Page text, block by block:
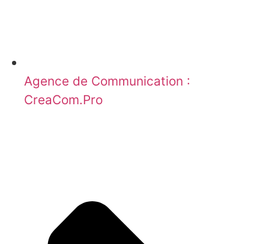
Agence de Communication :
CreaCom.Pro